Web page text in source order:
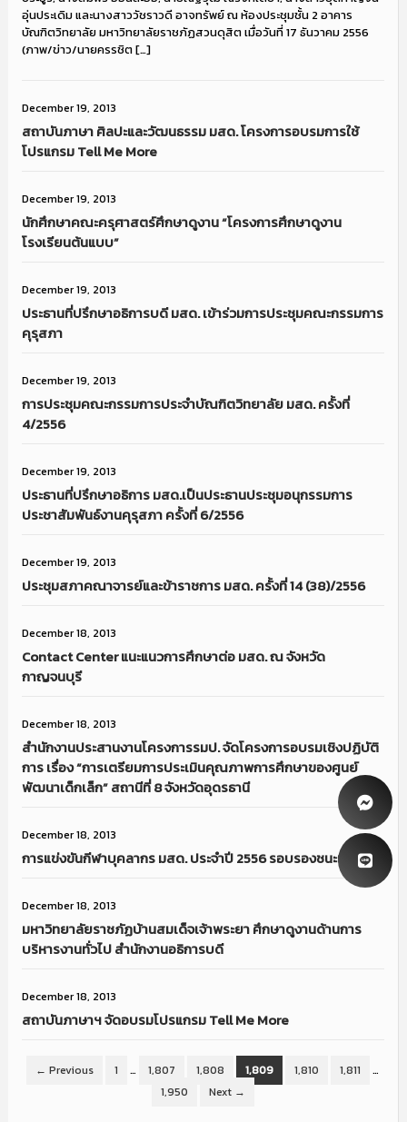
อุ่นประเดิม และนางสาววัชราวดี อาจทรัพย์ ณ ห้องประชุมชั้น 2 อาคาร
บัณฑิตวิทยาลัย มหาวิทยาลัยราชภัฏสวนดุสิต เมื่อวันที่ 17 ธันวาคม 2556
(ภาพ/ข่าว/นายครรชิต […]
December 19, 2013
สถาบันภาษา ศิลปะและวัฒนธรรม มสด. โครงการอบรมการใช้
โปรแกรม Tell Me More
December 19, 2013
นักศึกษาคณะครุศาสตร์ศึกษาดูงาน “โครงการศึกษาดูงาน
โรงเรียนต้นแบบ”
December 19, 2013
ประธานที่ปรึกษาอธิการบดี มสด. เข้าร่วมการประชุมคณะกรรมการ
คุรุสภา
December 19, 2013
การประชุมคณะกรรมการประจำบัณฑิตวิทยาลัย มสด. ครั้งที่
4/2556
December 19, 2013
ประธานที่ปรึกษาอธิการ มสด.เป็นประธานประชุมอนุกรรมการ
ประชาสัมพันธ์งานคุรุสภา ครั้งที่ 6/2556
December 19, 2013
ประชุมสภาคณาจารย์และข้าราชการ มสด. ครั้งที่ 14 (38)/2556
December 18, 2013
Contact Center แนะแนวการศึกษาต่อ มสด. ณ จังหวัด
กาญจนบุรี
December 18, 2013
สำนักงานประสานงานโครงการรมป. จัดโครงการอบรมเชิงปฏิบัติ
การ เรื่อง “การเตรียมการประเมินคุณภาพการศึกษาของศูนย์
พัฒนาเด็กเล็ก” สถานีที่ 8 จังหวัดอุดรธานี
December 18, 2013
การแข่งขันกีฬาบุคลากร มสด. ประจำปี 2556 รอบรองชนะเลิศ
December 18, 2013
มหาวิทยาลัยราชภัฏบ้านสมเด็จเจ้าพระยา ศึกษาดูงานด้านการ
บริหารงานทั่วไป สำนักงานอธิการบดี
December 18, 2013
สถาบันภาษาฯ จัดอบรมโปรแกรม Tell Me More
← Previous 1 … 1,807 1,808 1,809 1,810 1,811
…
1,950
Next →